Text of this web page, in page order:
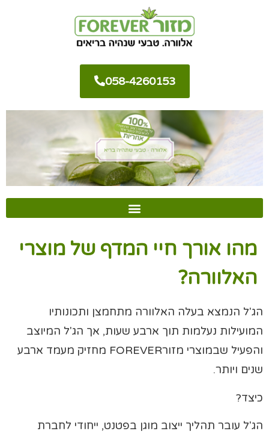
058-4260153
מהו אורך חיי המדף של מוצרי
האלוורה?
הג'ל הנמצא בעלה האלוורה מתחמצן ותכונותיו
המועילות נעלמות תוך ארבע שעות, אך הג'ל המיוצב
והפעיל שבמוצרי מזורFOREVER מחזיק מעמד ארבע
שנים ויותר.
כיצד?
הג'ל עובר תהליך ייצוב מוגן בפטנט, ייחודי לחברת